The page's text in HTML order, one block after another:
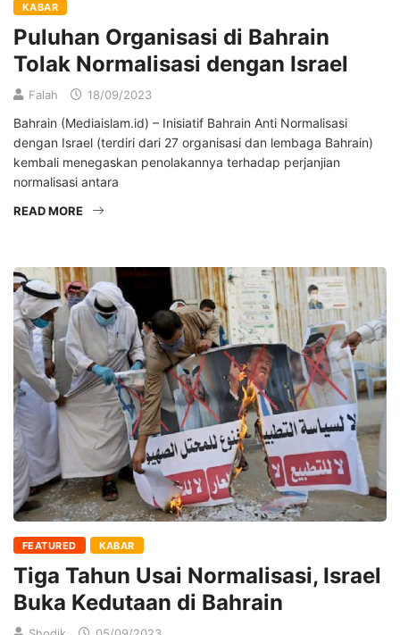
KABAR
Puluhan Organisasi di Bahrain
Tolak Normalisasi dengan Israel
Falah 18/09/2023
Bahrain (Mediaislam.id) – Inisiatif Bahrain Anti Normalisasi
dengan Israel (terdiri dari 27 organisasi dan lembaga Bahrain)
kembali menegaskan penolakannya terhadap perjanjian
normalisasi antara
READ MORE
FEATURED KABAR
Tiga Tahun Usai Normalisasi, Israel
Buka Kedutaan di Bahrain